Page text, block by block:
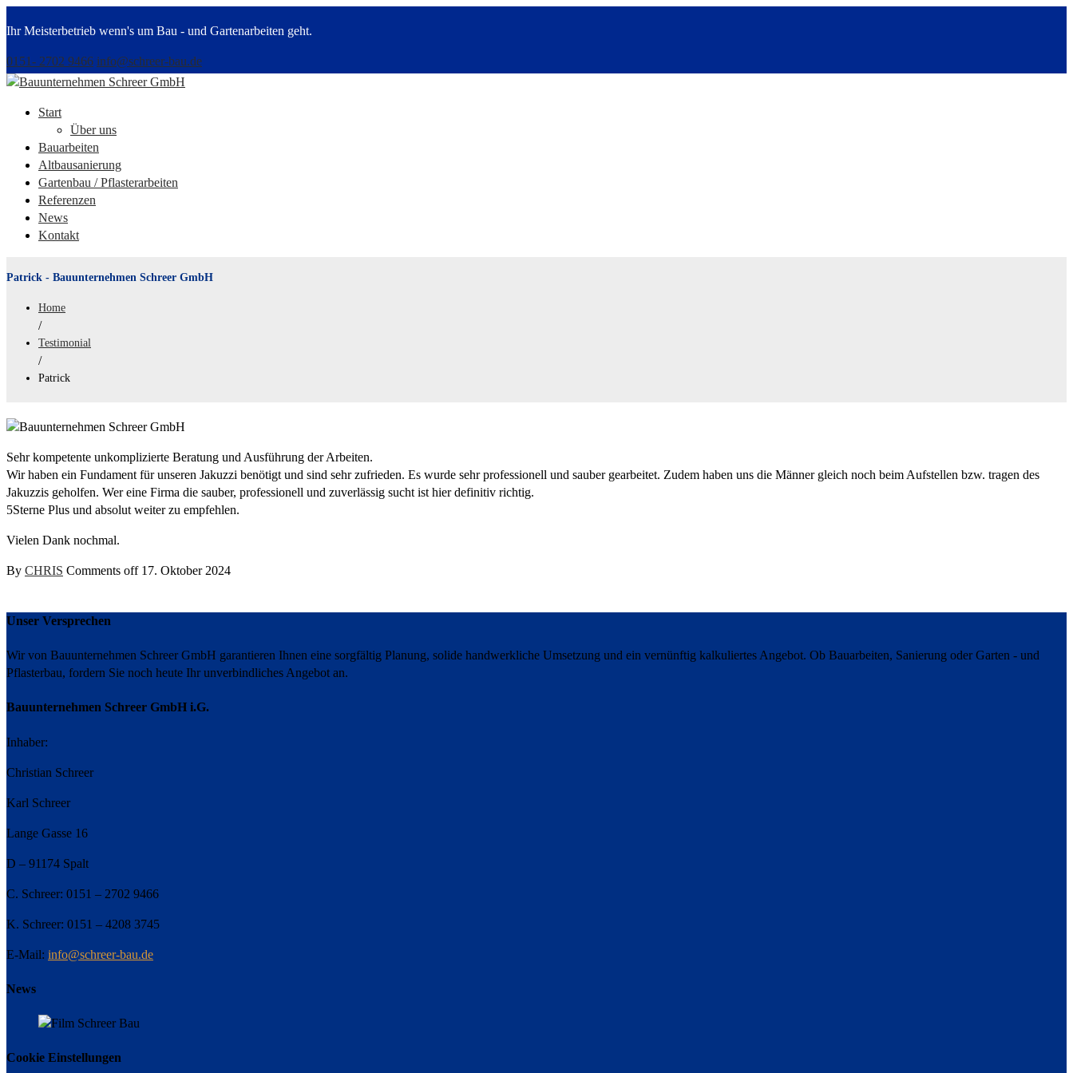
Ihr Meisterbetrieb wenn's um Bau - und Gartenarbeiten geht.
0151- 2702 9466 info@schreer-bau.de
Start
Über uns
Bauarbeiten
Altbausanierung
Gartenbau / Pflasterarbeiten
Referenzen
News
Kontakt
Patrick - Bauunternehmen Schreer GmbH
Home
/
Testimonial
/
Patrick
Sehr kompetente unkomplizierte Beratung und Ausführung der Arbeiten.
Wir haben ein Fundament für unseren Jakuzzi benötigt und sind sehr zufrieden. Es wurde sehr professionell und sauber gearbeitet. Zudem haben uns die Männer gleich noch beim Aufstellen bzw. tragen des
Jakuzzis geholfen. Wer eine Firma die sauber, professionell und zuverlässig sucht ist hier definitiv richtig.
5Sterne Plus und absolut weiter zu empfehlen.
Vielen Dank nochmal.
By CHRIS Comments off 17. Oktober 2024
Unser Versprechen
Wir von Bauunternehmen Schreer GmbH garantieren Ihnen eine sorgfältig Planung, solide handwerkliche Umsetzung und ein vernünftig kalkuliertes Angebot. Ob Bauarbeiten, Sanierung oder Garten - und
Pflasterbau, fordern Sie noch heute Ihr unverbindliches Angebot an.
Bauunternehmen Schreer GmbH i.G.
Inhaber:
Christian Schreer
Karl Schreer
Lange Gasse 16
D – 91174 Spalt
C. Schreer: 0151 – 2702 9466
K. Schreer: 0151 – 4208 3745
E-Mail: info@schreer-bau.de
News
Cookie Einstellungen